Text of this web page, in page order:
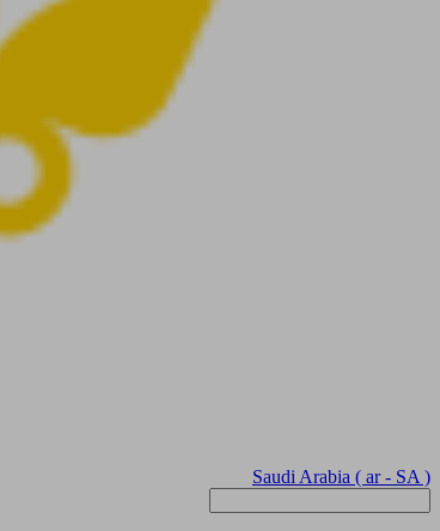
Saudi Arabia ( ar - SA )